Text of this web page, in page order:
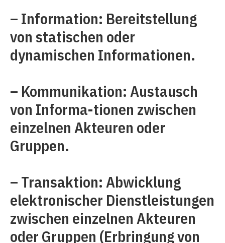
– Information: Bereitstellung
von statischen oder
dynamischen Informationen.
– Kommunikation: Austausch
von Informa-tionen zwischen
einzelnen Akteuren oder
Gruppen.
– Transaktion: Abwicklung
elektronischer Dienstleistungen
zwischen einzelnen Akteuren
oder Gruppen (Erbringung von